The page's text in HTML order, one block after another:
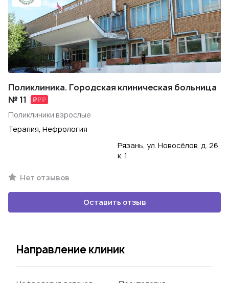
Поликлиника. Городская клиническая больница
№ 11
Поликлиники взрослые
Терапия, Нефрология
Рязань, ул. Новосёлов, д. 26,
к. 1
Нет отзывов
Оставить отзыв
Направление клиник